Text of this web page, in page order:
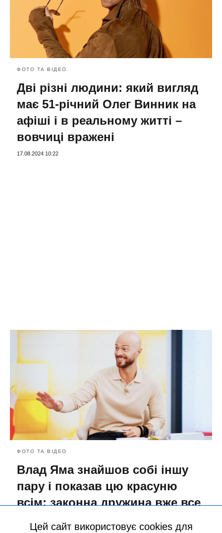
ФОТО ТА ВІДЕО
Дві різні людини: який вигляд
має 51-річний Олег Винник на
афіші і в реальному житті –
вовчиці вражені
17.08.2024 10:22
ФОТО ТА ВІДЕО
Влад Яма знайшов собі іншу
пару і показав цю красуню
всім: законна дружина вже все
Цей сайт використовує cookies для